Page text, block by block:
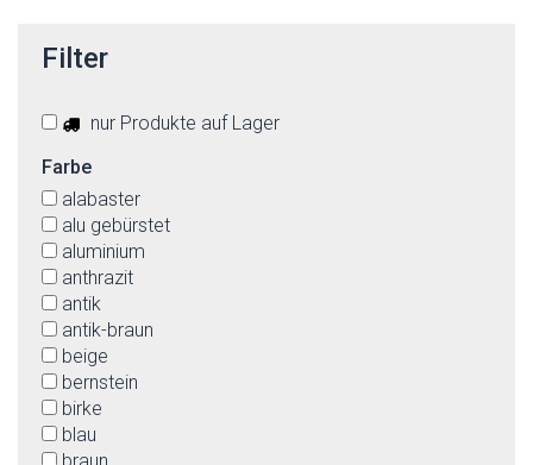
Filter
nur Produkte auf Lager
Farbe
alabaster
alu gebürstet
aluminium
anthrazit
antik
antik-braun
beige
bernstein
birke
blau